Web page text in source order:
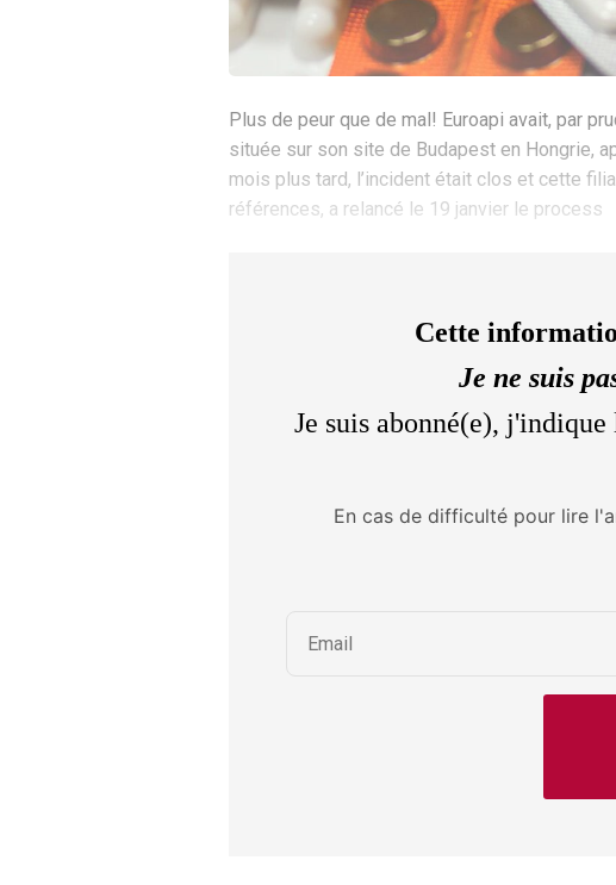
Plus de peur que de mal! Euroapi avait, par
située sur son site de Budapest en Hongrie,
mois plus tard, l’incident était clos et cette
références, a relancé le 19 janvier le process
Cette
Je ne suis
Je suis abonné(e),
En cas de difficulté pour lire